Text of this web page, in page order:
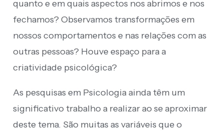
quanto e em quais aspectos nos abrimos e nos
fechamos? Observamos transformações em
nossos comportamentos e nas relações com as
outras pessoas? Houve espaço para a
criatividade psicológica?
As pesquisas em Psicologia ainda têm um
significativo trabalho a realizar ao se aproximar
deste tema. São muitas as variáveis que o